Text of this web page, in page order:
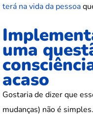
terá na vida da pessoa
uma
acaso
Gostaria de dizer que
mudanças) não é